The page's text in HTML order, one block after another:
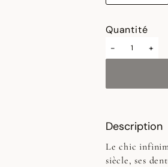
Quantité
- +
Description
Le chic
siècle, ses